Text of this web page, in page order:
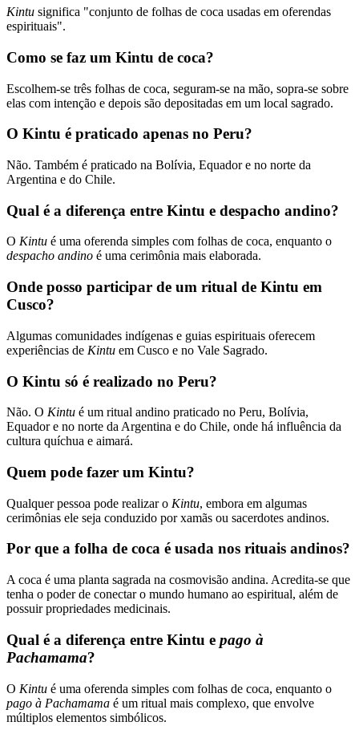
Kintu significa "conjunto de folhas de coca usadas em oferendas
espirituais".
Como se faz um Kintu de coca?
Escolhem-se três folhas de coca, seguram-se na mão, sopra-se sobre
elas com intenção e depois são depositadas em um local sagrado.
O Kintu é praticado apenas no Peru?
Não. Também é praticado na Bolívia, Equador e no norte da
Argentina e do Chile.
Qual é a diferença entre Kintu e despacho andino?
O Kintu é uma oferenda simples com folhas de coca, enquanto o
despacho andino é uma cerimônia mais elaborada.
Onde posso participar de um ritual de Kintu em
Cusco?
Algumas comunidades indígenas e guias espirituais oferecem
experiências de Kintu em Cusco e no Vale Sagrado.
O Kintu só é realizado no Peru?
Não. O Kintu é um ritual andino praticado no Peru, Bolívia,
Equador e no norte da Argentina e do Chile, onde há influência da
cultura quíchua e aimará.
Quem pode fazer um Kintu?
Qualquer pessoa pode realizar o Kintu, embora em algumas
cerimônias ele seja conduzido por xamãs ou sacerdotes andinos.
Por que a folha de coca é usada nos rituais andinos?
A coca é uma planta sagrada na cosmovisão andina. Acredita-se que
tenha o poder de conectar o mundo humano ao espiritual, além de
possuir propriedades medicinais.
Qual é a diferença entre Kintu e pago à
Pachamama?
O Kintu é uma oferenda simples com folhas de coca, enquanto o
pago à Pachamama é um ritual mais complexo, que envolve
múltiplos elementos simbólicos.